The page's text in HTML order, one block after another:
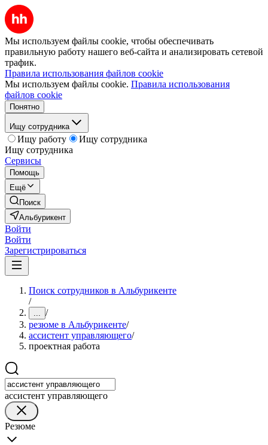
Мы используем файлы cookie, чтобы обеспечивать
правильную работу нашего веб-сайта и анализировать сетевой
трафик.
Правила использования файлов cookie
Мы используем файлы cookie. Правила использования
файлов cookie
Понятно
Ищу сотрудника
Ищу работу
Ищу сотрудника
Ищу сотрудника
Сервисы
Помощь
Ещё
Поиск
Альбурикент
Войти
Войти
Зарегистрироваться
Поиск сотрудников в Альбурикенте
/
... /
резюме в Альбурикенте/
ассистент управляющего/
проектная работа
ассистент управляющего
Резюме